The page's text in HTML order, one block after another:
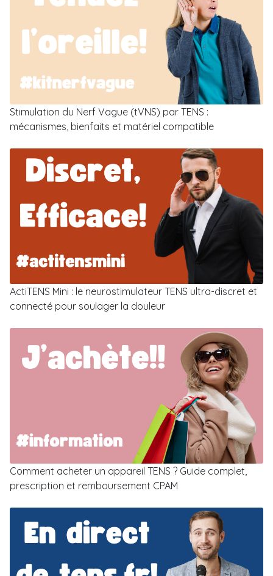
Stimulation du Nerf Vague (tVNS) par TENS :
mécanismes, bienfaits et matériel compatible
ActiTENS Mini : le neurostimulateur TENS ultra-discret et
connecté pour soulager la douleur
Comment acheter un appareil TENS ? Guide complet,
prescription et remboursement CPAM